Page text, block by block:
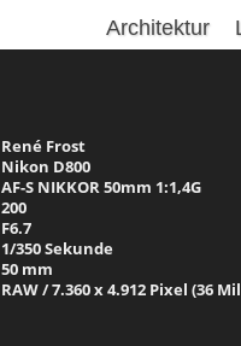
Architektur
René Frost
Nikon D800
AF-S NIKKOR 50mm 1:1,4G
200
F6.7
1/350 Sekunde
50 mm
RAW / 7.360 x 4.912 Pixel (36